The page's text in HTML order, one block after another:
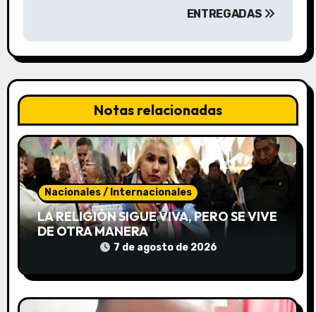
a
c
i
ó
n
d
e
e
n
t
ENTREGADAS
Notas relacionadas
Nacionales / Internacionales
LA RELIGIÓN SIGUE VIVA, PERO SE VIVE
DE OTRA MANERA
7 de agosto de 2026